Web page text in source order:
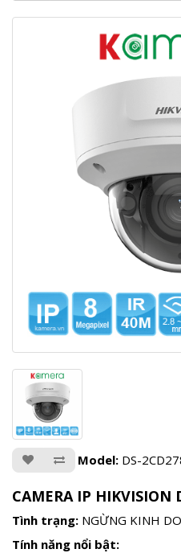
Model: DS-
CAMERA IP HIKVISION
Tình trạng: NGỪNG KINH
Tính năng nổi bật: